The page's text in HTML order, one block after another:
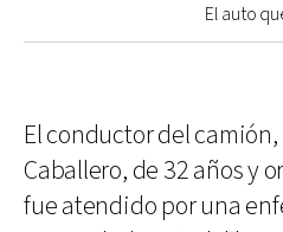
El auto
El conductor del
Caballero, de 32 años y
fue atendido por una